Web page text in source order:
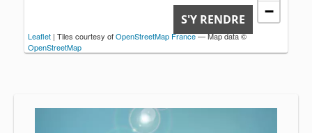
−
Leaflet | Tiles courtesy ofOpenStreetMap France— Map data ©
OpenStreetMap
S'Y RENDRE